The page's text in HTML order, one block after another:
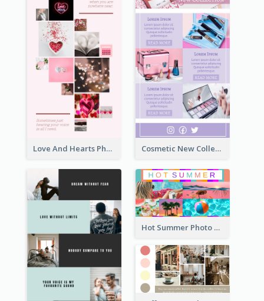
Love And Hearts Photo Collage Cosmetic New Collection Photo Collage
Hot Summer Photo Collage